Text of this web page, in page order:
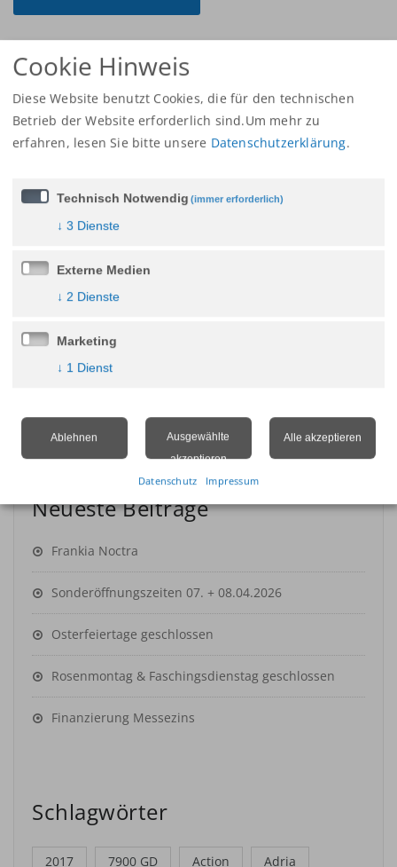
Wohnmobile – Wohnwagen
Neueste Beiträge
Frankia Noctra
Sonderöffnungszeiten 07. + 08.04.2026
Osterfeiertage geschlossen
Rosenmontag & Faschingsdienstag geschlossen
Finanzierung Messezins
Schlagwörter
2017 7900 GD Action Adria
Cookie Hinweis
Diese Website benutzt Cookies, die für den technischen
Betrieb der Website erforderlich sind.Um mehr zu
erfahren, lesen Sie bitte unsere Datenschutzerklärung.
Technisch Notwendig (immer erforderlich)
↓ 3 Dienste
Externe Medien
↓ 2 Dienste
Marketing
↓ 1 Dienst
Ablehnen
Ausgewählte
akzeptieren
Alle akzeptieren
Datenschutz Impressum